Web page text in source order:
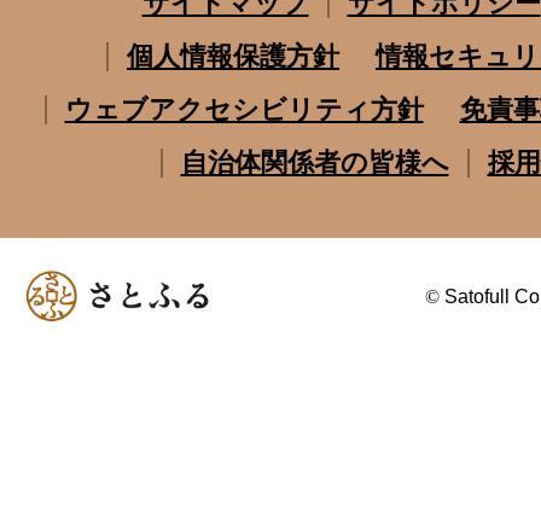
個人情報保護方針
情報セキュ
ウェブアクセシビリティ方針
免責
自治体関係者の皆様へ
採
© Satofull